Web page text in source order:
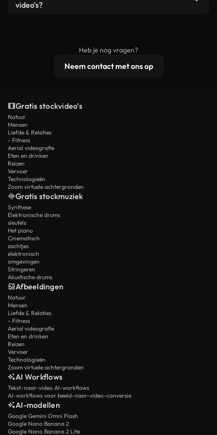
remixen. Zorg er wel voor dat het eindproduct
video's?
licentiebescherming omvat.
Heb je nog vragen?
Neem contact met ons op
Gratis stockvideo’s
Natuur
Mensen
Liefde & Relaties
- Fitness
Aerial videografie
Eten en drinken
Reizen
Vervoer
Technologieën
Zoom virtuele achtergronden
Gratis stockmuziek
Synthese
Elektronische drums
sleutels
Het piano
Cinematisch
zachtjes
elektronisch
omgevingen
Stringeren
Akustische drums
Afbeeldingen
Natuur
Mensen
Liefde & Relaties
- Fitness
Aerial videografie
Eten en drinken
Reizen
Vervoer
Technologieën
Zoom virtuele achtergronden
AI Workflows
Tekst-naar-video AI-workflows
AI-workflows voor beeld-naar-video-conversie
AI-modellen
Google Gemini Omni Flash
Google Nano Banana 2
Google Nano Banana 2 Lite